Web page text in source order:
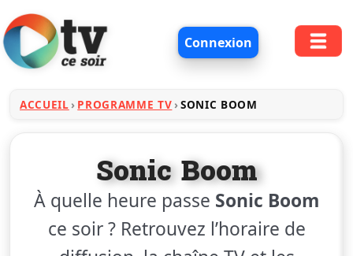
Connexion
ACCUEIL PROGRAMME TV SONIC BOOM
Sonic Boom
À quelle heure passe Sonic Boom
ce soir ? Retrouvez l’horaire de